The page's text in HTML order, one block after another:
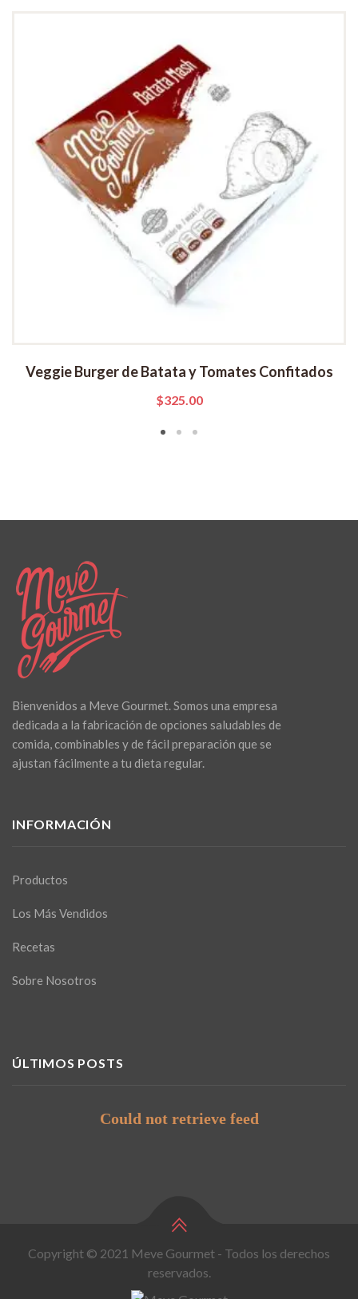
Veggie Burger de Batata y Tomates Confitados
$325.00
Bienvenidos a Meve Gourmet. Somos una empresa
dedicada a la fabricación de opciones saludables de
comida, combinables y de fácil preparación que se
ajustan fácilmente a tu dieta regular.
INFORMACIÓN
Productos
Los Más Vendidos
Recetas
Sobre Nosotros
ÚLTIMOS POSTS
Could not retrieve feed
Copyright © 2021 Meve Gourmet - Todos los derechos
reservados.